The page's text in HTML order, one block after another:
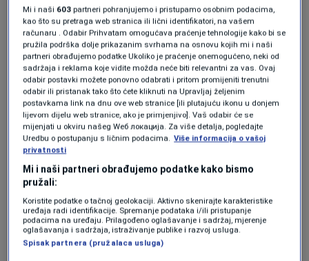
"U trenutku koji sami odaberemo, mi ćemo to
riješiti. Taj materijal držimo pod potpunom
kontrolom", izjavio je Trump.
On je posebno istakao ulogu Svemirske snage
(Space Force), nove grane vojske koju je
utemeljio, pojasnivši da njihovi sistemi
nadzora omogućavaju identifikaciju bilo koga
ko pokuša prići tim lokacijama.
"Napravio sam nešto što se zove 'Svemirske
snage' (Space Force), i oni posmatraju. Ako bi
neko ušao tamo, mogli bi vam reći njegovo
Mi i naši 603 partneri pohranjujemo i pristupamo osobnim podacima,
kao što su pretraga web stranica ili lični identifikatori, na vašem
računaru . Odabir Prihvatam omogućava praćenje tehnologije kako bi se
pružila podrška dolje prikazanim svrhama na osnovu kojih mi i naši
partneri obrađujemo podatke Ukoliko je praćenje onemogućeno, neki od
sadržaja i reklama koje vidite možda neće biti relevantni za vas. Ovaj
odabir postavki možete ponovno odabrati i pritom promijeniti trenutni
odabir ili pristanak tako što ćete kliknuti na Upravljaj željenim
postavkama link na dnu ove web stranice [ili plutajuću ikonu u donjem
lijevom dijelu web stranice, ako je primjenjivo]. Vaš odabir će se
mijenjati u okviru našeg Wеб локација. Za više detalja, pogledajte
Uredbu o postupanju s ličnim podacima. Više informacija o vašoj
privatnosti
Mi i naši partneri obrađujemo podatke kako bismo
pružali:
Koristite podatke o tačnoj geolokaciji. Aktivno skenirajte karakteristike
uređaja radi identifikacije. Spremanje podataka i/ili pristupanje
podacima na uređaju. Prilagođeno oglašavanje i sadržaj, mjerenje
oglašavanja i sadržaja, istraživanje publike i razvoj usluga.
Spisak partnera (pružalaca usluga)